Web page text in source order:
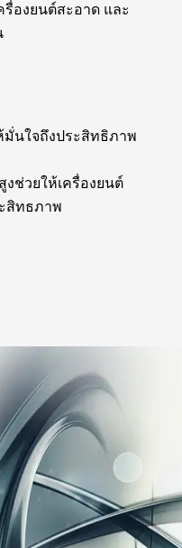
รื่องยนต์สะอาด และ
มั่นใจถึงประสิทธิภาพ
ช่วยให้เครื่องยนต์
สิทธภาพ